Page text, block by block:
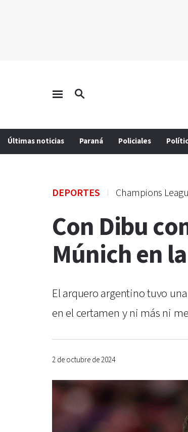
Últimas noticias Paraná Policiales
DEPORTES Champions
Con Dibu
Múnich en
El arquero argentino tuvo
en el certamen y ni más ni
2 de octubre de 2024